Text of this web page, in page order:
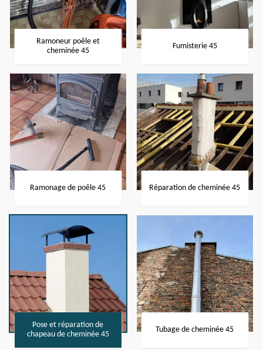
Ramoneur poêle et
cheminée 45
Fumisterie 45
Ramonage de poêle 45 Réparation de cheminée 45
Pose et réparation de
chapeau de cheminée 45
Tubage de cheminée 45